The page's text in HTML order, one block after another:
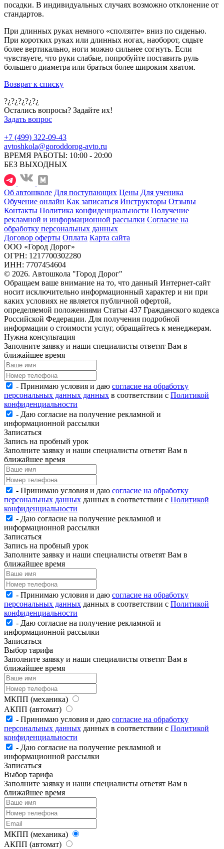
посадки. В индивидуальных случаях возможно отклонение от
стандартов.
При длинных руках немного «сползите» вниз по сиденью.
При коротких руках или длинных ногах, наоборот, сядьте
более вертикально, ноги можно сильнее согнуть. Если
чувствуете, что руки слабые, попробуйте поставить руль
большего диаметра или браться более широким хватом.
Возврат к списку
?¿?¿?¿?¿?¿
Остались вопросы? Задайте их!
Задать вопрос
+7 (499) 322-09-43
avtoshkola@goroddorog-avto.ru
ВРЕМЯ РАБОТЫ: 10:00 - 20:00
БЕЗ ВЫХОДНЫХ
Об автошколе Для поступающих Цены Для ученика
Обучение онлайн Как записаться Инструкторы Отзывы
Контакты Политика конфиденциальности Получение
рекламной и информационной рассылки Согласие на
обработку персональных данных
Договор оферты Оплата Карта сайта
ООО «Город Дорог»
ОГРН: 1217700302280
ИНН: 7707454604
© 2026. Автошкола "Город Дорог"
Обращаем ваше внимание на то, что данный Интернет-сайт
носит исключительно информационный характер и ни при
каких условиях не является публичной офертой,
определяемой положениями Статьи 437 Гражданского кодекса
Российской Федерации. Для получения подробной
информации о стоимости услуг, обращайтесь к менеджерам.
Нужна консультация
Заполните заявку и наши специалисты ответят Вам в
ближайшее время
- Принимаю условия и даю согласие на обработку
персональных данных данных в соответствии с Политикой
конфиденциальности
- Даю согласие на получение рекламной и
информационной рассылки
Записаться
Запись на пробный урок
Заполните заявку и наши специалисты ответят Вам в
ближайшее время
- Принимаю условия и даю согласие на обработку
персональных данных данных в соответствии с Политикой
конфиденциальности
- Даю согласие на получение рекламной и
информационной рассылки
Записаться
Запись на пробный урок
Заполните заявку и наши специалисты ответят Вам в
ближайшее время
- Принимаю условия и даю согласие на обработку
персональных данных данных в соответствии с Политикой
конфиденциальности
- Даю согласие на получение рекламной и
информационной рассылки
Записаться
Выбор тарифа
Заполните заявку и наши специалисты ответят Вам в
ближайшее время
МКПП (механика)
АКПП (автомат)
- Принимаю условия и даю согласие на обработку
персональных данных данных в соответствии с Политикой
конфиденциальности
- Даю согласие на получение рекламной и
информационной рассылки
Записаться
Выбор тарифа
Заполните заявку и наши специалисты ответят Вам в
ближайшее время
МКПП (механика)
АКПП (автомат)